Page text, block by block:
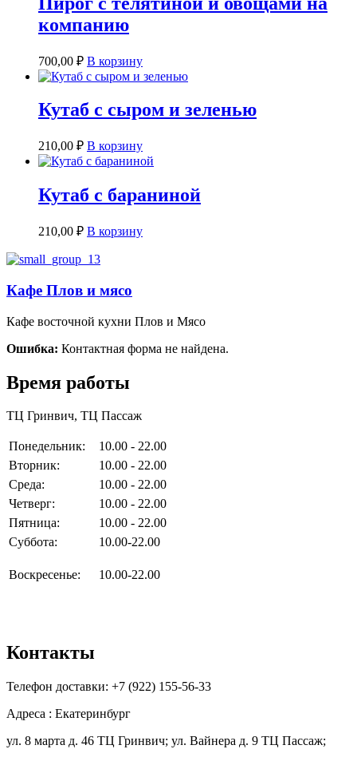
компанию
700,00 ₽ В корзину
Кутаб с сыром и зеленью
210,00 ₽ В корзину
Кутаб с бараниной
210,00 ₽ В корзину
Кафе Плов и мясо
Кафе восточной кухни Плов и Мясо
Ошибка: Контактная форма не найдена.
Время работы
ТЦ Гринвич, ТЦ Пассаж
Понедельник:
10.00 - 22.00
Вторник:
10.00 - 22.00
Среда:
10.00 - 22.00
Четверг:
10.00 - 22.00
Пятница:
10.00 - 22.00
Суббота:
10.00-22.00
Воскресенье: 10.00-22.00
Контакты
Телефон доставки: +7 (922) 155-56-33
Адреса : Екатеринбург
ул. 8 марта д. 46 ТЦ Гринвич; ул. Вайнера д. 9 ТЦ Пассаж;